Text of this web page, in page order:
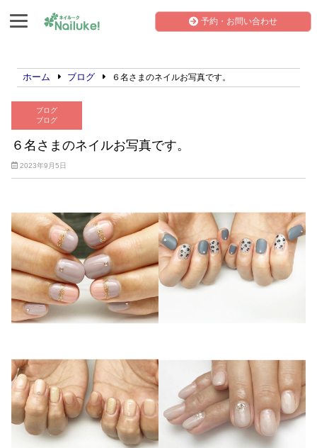
予約・お問い合わせ
ホーム ブログ ６名さまのネイルお写真です。
ブログ
ブログ
６名さまのネイルお写真です。
2023年9月5日